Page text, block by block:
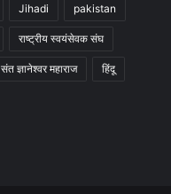
Jihadi pakistan
राष्ट्रीय स्वयंसेवक संघ
संत ज्ञानेश्वर महाराज हिंदू